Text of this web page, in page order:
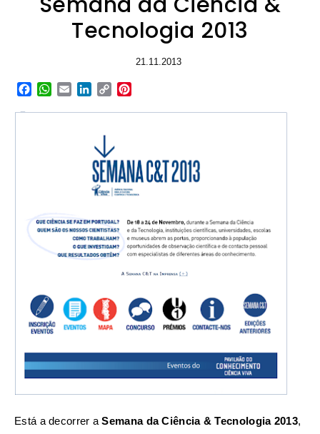
Tecnologia 2013
21.11.2013
Facebook
WhatsApp
EmailLinkedIn
Copy
Está a decorrer aSemana da Ciência & Tecnologia 2013,